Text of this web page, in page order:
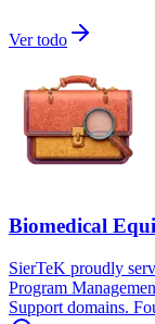
Ver todo
Biomedical
SierTeK proudly
Program
Support domains.